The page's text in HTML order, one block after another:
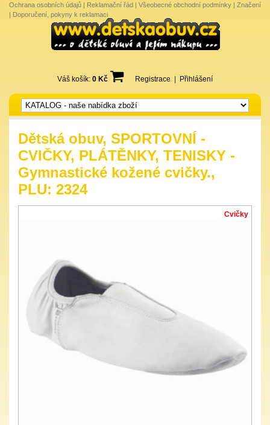
Ochrana osobních údajů | Reklamační řád | Všeobecné obchodní podmínky | Značení
| Doporučení, pokyny k reklamaci
Váš košík: 0 Kč Registrace Přihlášení
Dětská obuv, SPORTOVNÍ -
CVIČKY, PLÁTĚNKY, TENISKY -
Gymnastické kožené cvičky.,
PLU: 2324
Cvičky